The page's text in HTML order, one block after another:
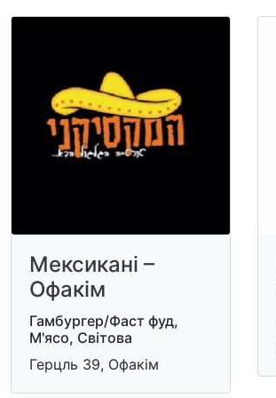
Мексикані –
Офакім
Гамбургер/Фаст фуд,
М'ясо, Світова
Герцль 39, Офакім